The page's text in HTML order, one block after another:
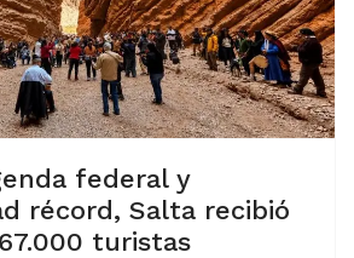
federal y
récord, Salta recibió
turistas